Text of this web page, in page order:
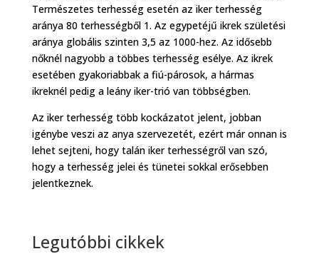
Természetes terhesség esetén az iker terhesség
aránya 80 terhességből 1. Az egypetéjű ikrek születési
aránya globális szinten 3,5 az 1000-hez. Az idősebb
nőknél nagyobb a többes terhesség esélye. Az ikrek
esetében gyakoriabbak a fiú-párosok, a hármas
ikreknél pedig a leány iker-trió van többségben.
Az iker terhesség több kockázatot jelent, jobban
igénybe veszi az anya szervezetét, ezért már onnan is
lehet sejteni, hogy talán iker terhességről van szó,
hogy a terhesség jelei és tünetei sokkal erősebben
jelentkeznek.
Legutóbbi cikkek